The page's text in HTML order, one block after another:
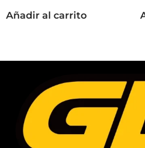
Añadir al carrito